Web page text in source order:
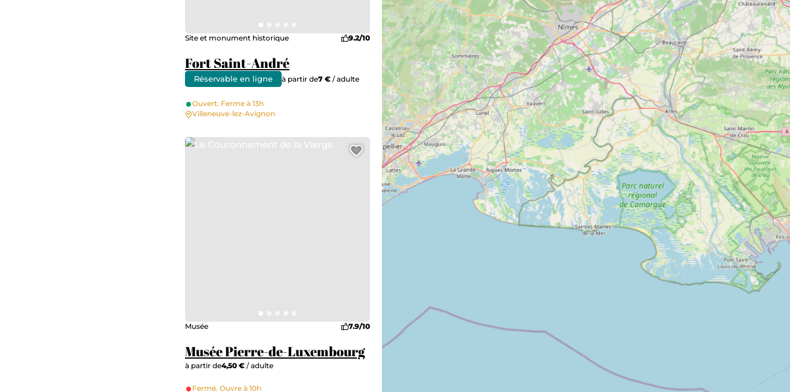
Fort Saint-André
Site et monument historique 9.2/10
Réservable en ligne à partir de7 € / adulte
Ouvert. Ferme à 13h
Villeneuve-lez-Avignon
Musée Pierre-de-Luxembourg
Musée 7.9/10
à partir de4,50 € / adulte
Fermé. Ouvre à 10h
Le Couronnement de la Vierge
Ajouter cette page au carnet de voyage ?